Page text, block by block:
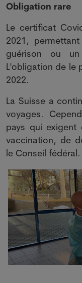
Obligation rare
Le certificat
2021,
guérison ou
L'obligation de le
2022.
La Suisse a
voyages.
pays qui exigent
vaccination, de
le Conseil fédéral.